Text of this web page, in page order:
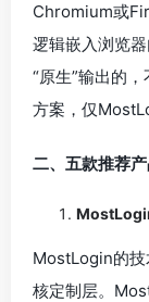
Chromium或
逻辑嵌入浏览
“原生”输出的
方案，仅
二、五款推荐
MostLogin的
核定制层。